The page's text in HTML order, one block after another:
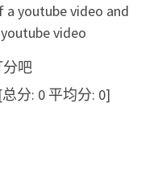
youtube video and
video
吧
[总分: 0 平均分: 0]